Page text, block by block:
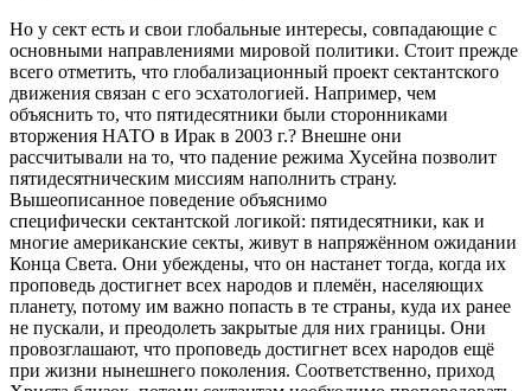
Но у сект есть и свои глобальные интересы, совпадающие с
основными направлениями мировой политики. Стоит прежде
всего отметить, что глобализационный проект сектантского
движения связан с его эсхатологией. Например, чем
объяснить то, что пятидесятники были сторонниками
вторжения НАТО в Ирак в 2003 г.? Внешне они
рассчитывали на то, что падение режима Хусейна позволит
пятидесятническим миссиям наполнить страну.
Вышеописанное поведение объяснимо
специфически сектантской логикой: пятидесятники, как и
многие американские секты, живут в напряжённом ожидании
Конца Света. Они убеждены, что он настанет тогда, когда их
проповедь достигнет всех народов и племён, населяющих
планету, потому им важно попасть в те страны, куда их ранее
не пускали, и преодолеть закрытые для них границы. Они
провозглашают, что проповедь достигнет всех народов ещё
при жизни нынешнего поколения. Соответственно, приход